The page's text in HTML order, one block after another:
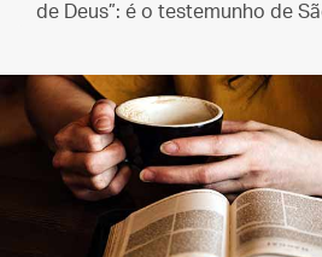
de Deus”: é o testemunho de